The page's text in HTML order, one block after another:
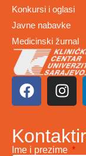
Konkursi i oglasi
Javne nabavke
Medicinski žurnal
Ime i prezime